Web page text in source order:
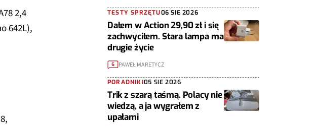
2,4
642L),
TESTY SPRZĘTU06 SIE 2026
Dałem w Action 29,90 zł i się
zachwyciłem. Stara lampa ma
drugie życie
6 PAWEŁ MARETYCZ
PORADNIKI05 SIE 2026
Trik z szarą taśmą. Polacy nie
wiedzą, a ja wygrałem z
upałami